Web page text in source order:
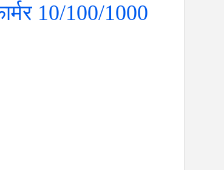
10/100/1000